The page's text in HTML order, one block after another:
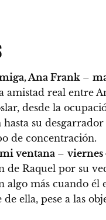
Ana Frank –
amistad real entre
desde la
hasta su
de concentración.
ventana – viernes
de Raquel por su
algo más cuando él
ella, pese a las